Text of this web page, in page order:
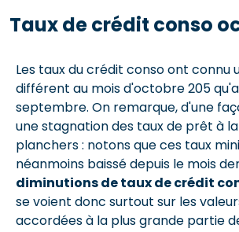
Taux de crédit conso
Les taux du crédit conso ont connu
différent au mois d'octobre 205
septembre. On remarque, d'une
une stagnation des taux de prêt à
planchers : notons que ces taux
néanmoins baissé depuis le mois
diminutions de taux de crédit
se voient donc surtout sur les
accordées à la plus grande partie